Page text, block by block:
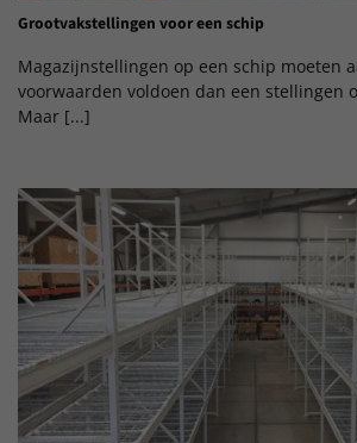
Grootvakstellingen voor een schip
Magazijnstellingen op een schip moeten
voorwaarden voldoen dan een stellingen
Maar [...]